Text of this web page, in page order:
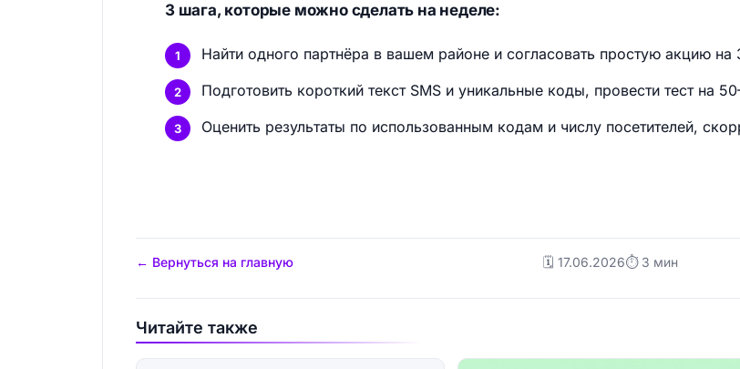
3 шага, которые можно сделать на неделе:
Найти одного партнёра в вашем районе и согласовать простую акцию на
Подготовить короткий текст SMS и уникальные коды, провести тест на
Оценить результаты по использованным кодам и числу посетителей,
← Вернуться на главную 🗓️ 17.06.2026⏱ 3 мин
Читайте также